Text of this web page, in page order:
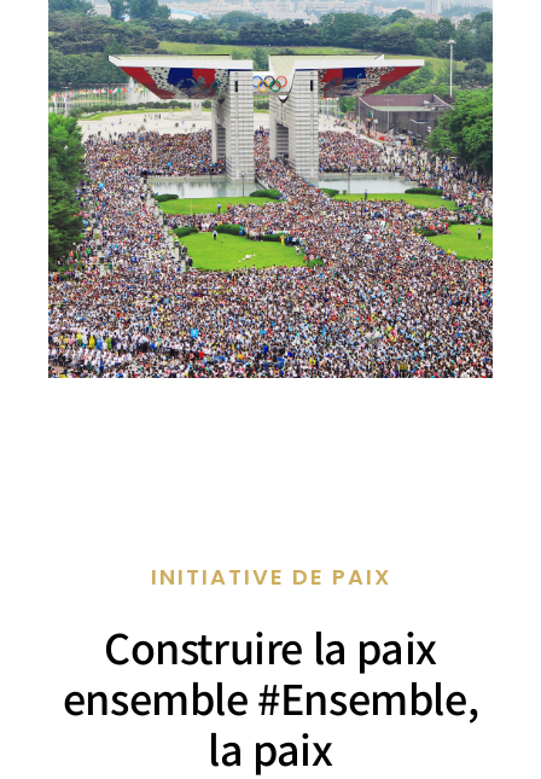
INITIATIVE DE PAIX
Construire la paix
ensemble #Ensemble,
la paix